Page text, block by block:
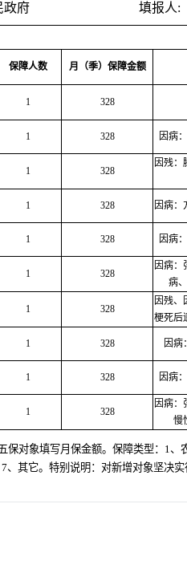
政府 填报人:
保障人数 月（季）保障金额
1 328
1 328 因病
1 328
因残：
1 328 因病：
1 328 因病
1 328
因病：
病
1 328
因残、
梗死后
1 328 因病
1 328 因病
1 328
因病：
慢
对象填写月保金额。保障类型：1
、其它。特别说明：对新增对象坚决